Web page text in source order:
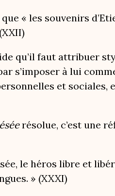
« les souvenirs
qu’il faut attribuer
s’imposer à lui
et sociales,
résolue, c’est une
le héros libre et
» (XXXI)